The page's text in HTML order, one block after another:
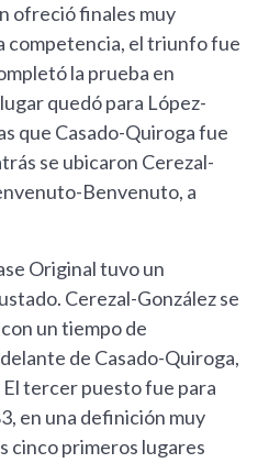
ofreció finales muy
competencia, el triunfo fue
la prueba en
quedó para López-
que Casado-Quiroga fue
se ubicaron Cerezal-
Benvenuto, a
Original tuvo un
Cerezal-González se
un tiempo de
de Casado-Quiroga,
tercer puesto fue para
en una definición muy
cinco primeros lugares